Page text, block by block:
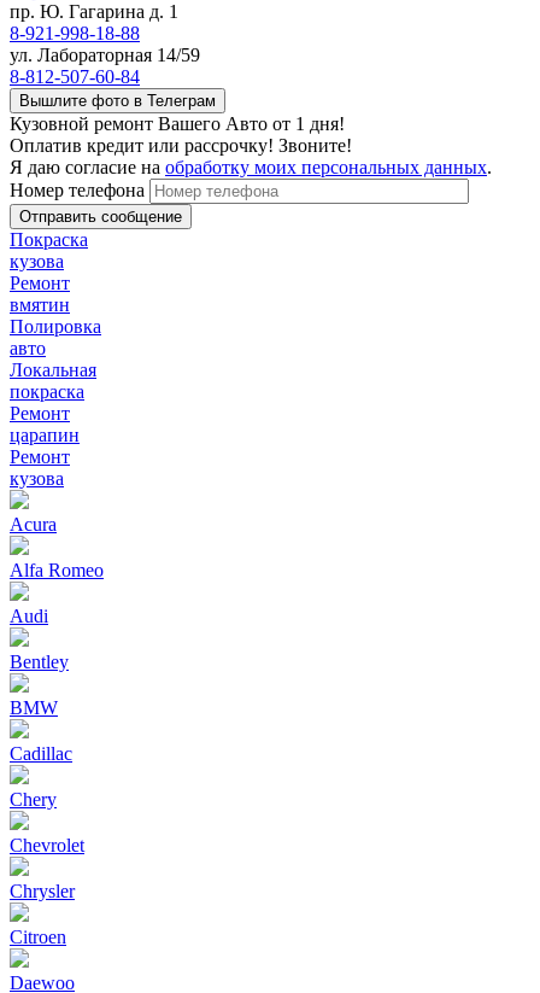
пр. Ю. Гагарина д. 1
8-921-998-18-88
ул. Лабораторная 14/59
8-812-507-60-84
Вышлите фото в Телеграм
Кузовной ремонт Вашего Авто от 1 дня!
Оплатив кредит или рассрочку! Звоните!
Я даю согласие на обработку моих персональных данных.
Номер телефона
Покраска
кузова
Ремонт
вмятин
Полировка
авто
Локальная
покраска
Ремонт
царапин
Ремонт
кузова
Acura
Alfa Romeo
Audi
Bentley
BMW
Cadillac
Chery
Chevrolet
Chrysler
Citroen
Daewoo